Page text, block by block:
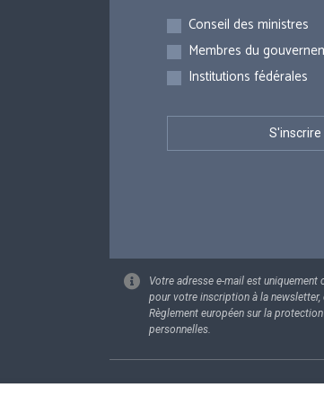
Inscriptions
Conseil des ministres
Membres du
Institutions fédérales
Votre adresse e-mail est uniquement
pour votre inscription à la newsletter,
Règlement européen sur la
personnelles.